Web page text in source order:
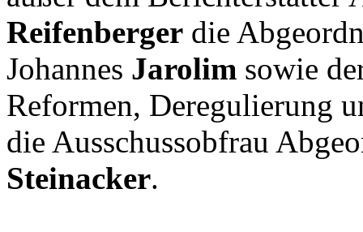
Reifenberger die
Johannes Jarolim sowie
Reformen, Deregulierung
die Ausschussobfrau
Steinacker.